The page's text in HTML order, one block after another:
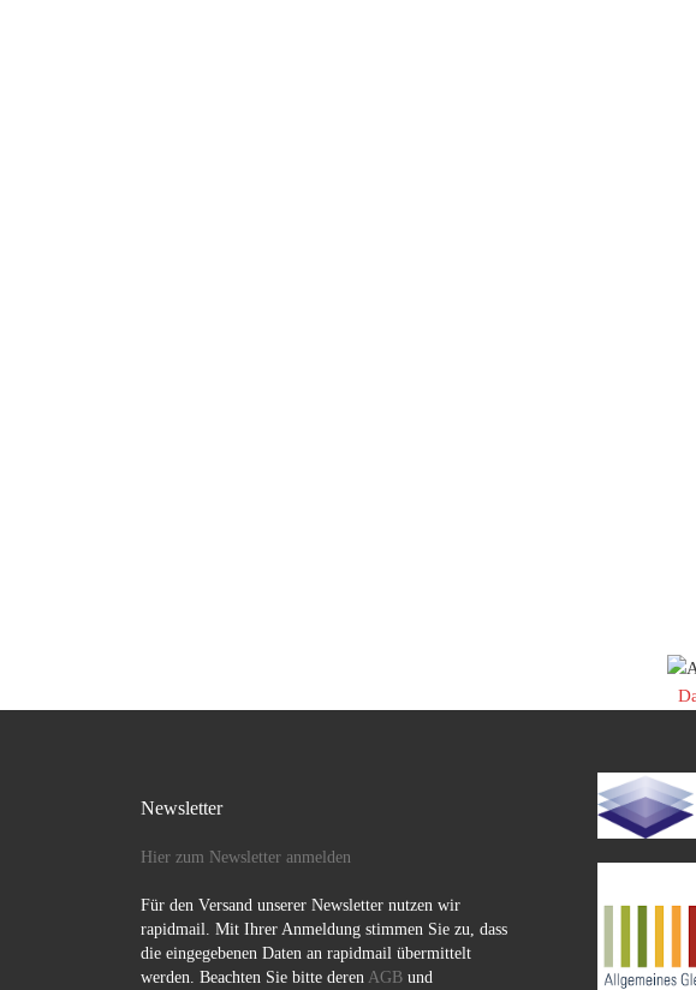
Newsletter
Hier zum Newsletter anmelden
Für den Versand unserer Newsletter nutzen wir
rapidmail. Mit Ihrer Anmeldung stimmen Sie zu, dass
die eingegebenen Daten an rapidmail übermittelt
werden. Beachten Sie bitte deren AGB und